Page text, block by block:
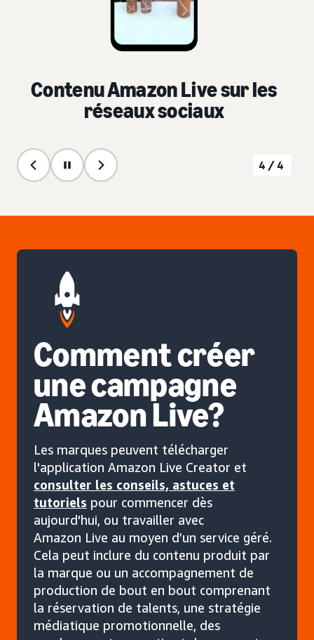
Contenu Amazon Live sur les
réseaux sociaux
4/4
Comment créer
une campagne
Amazon Live?
Les marques peuvent télécharger
l'application Amazon Live Creator et
consulter les conseils, astuces et
tutoriels pour commencer dès
aujourd'hui, ou travailler avec
Amazon Live au moyen d’un service géré.
Cela peut inclure du contenu produit par
la marque ou un accompagnement de
production de bout en bout comprenant
la réservation de talents, une stratégie
médiatique promotionnelle, des